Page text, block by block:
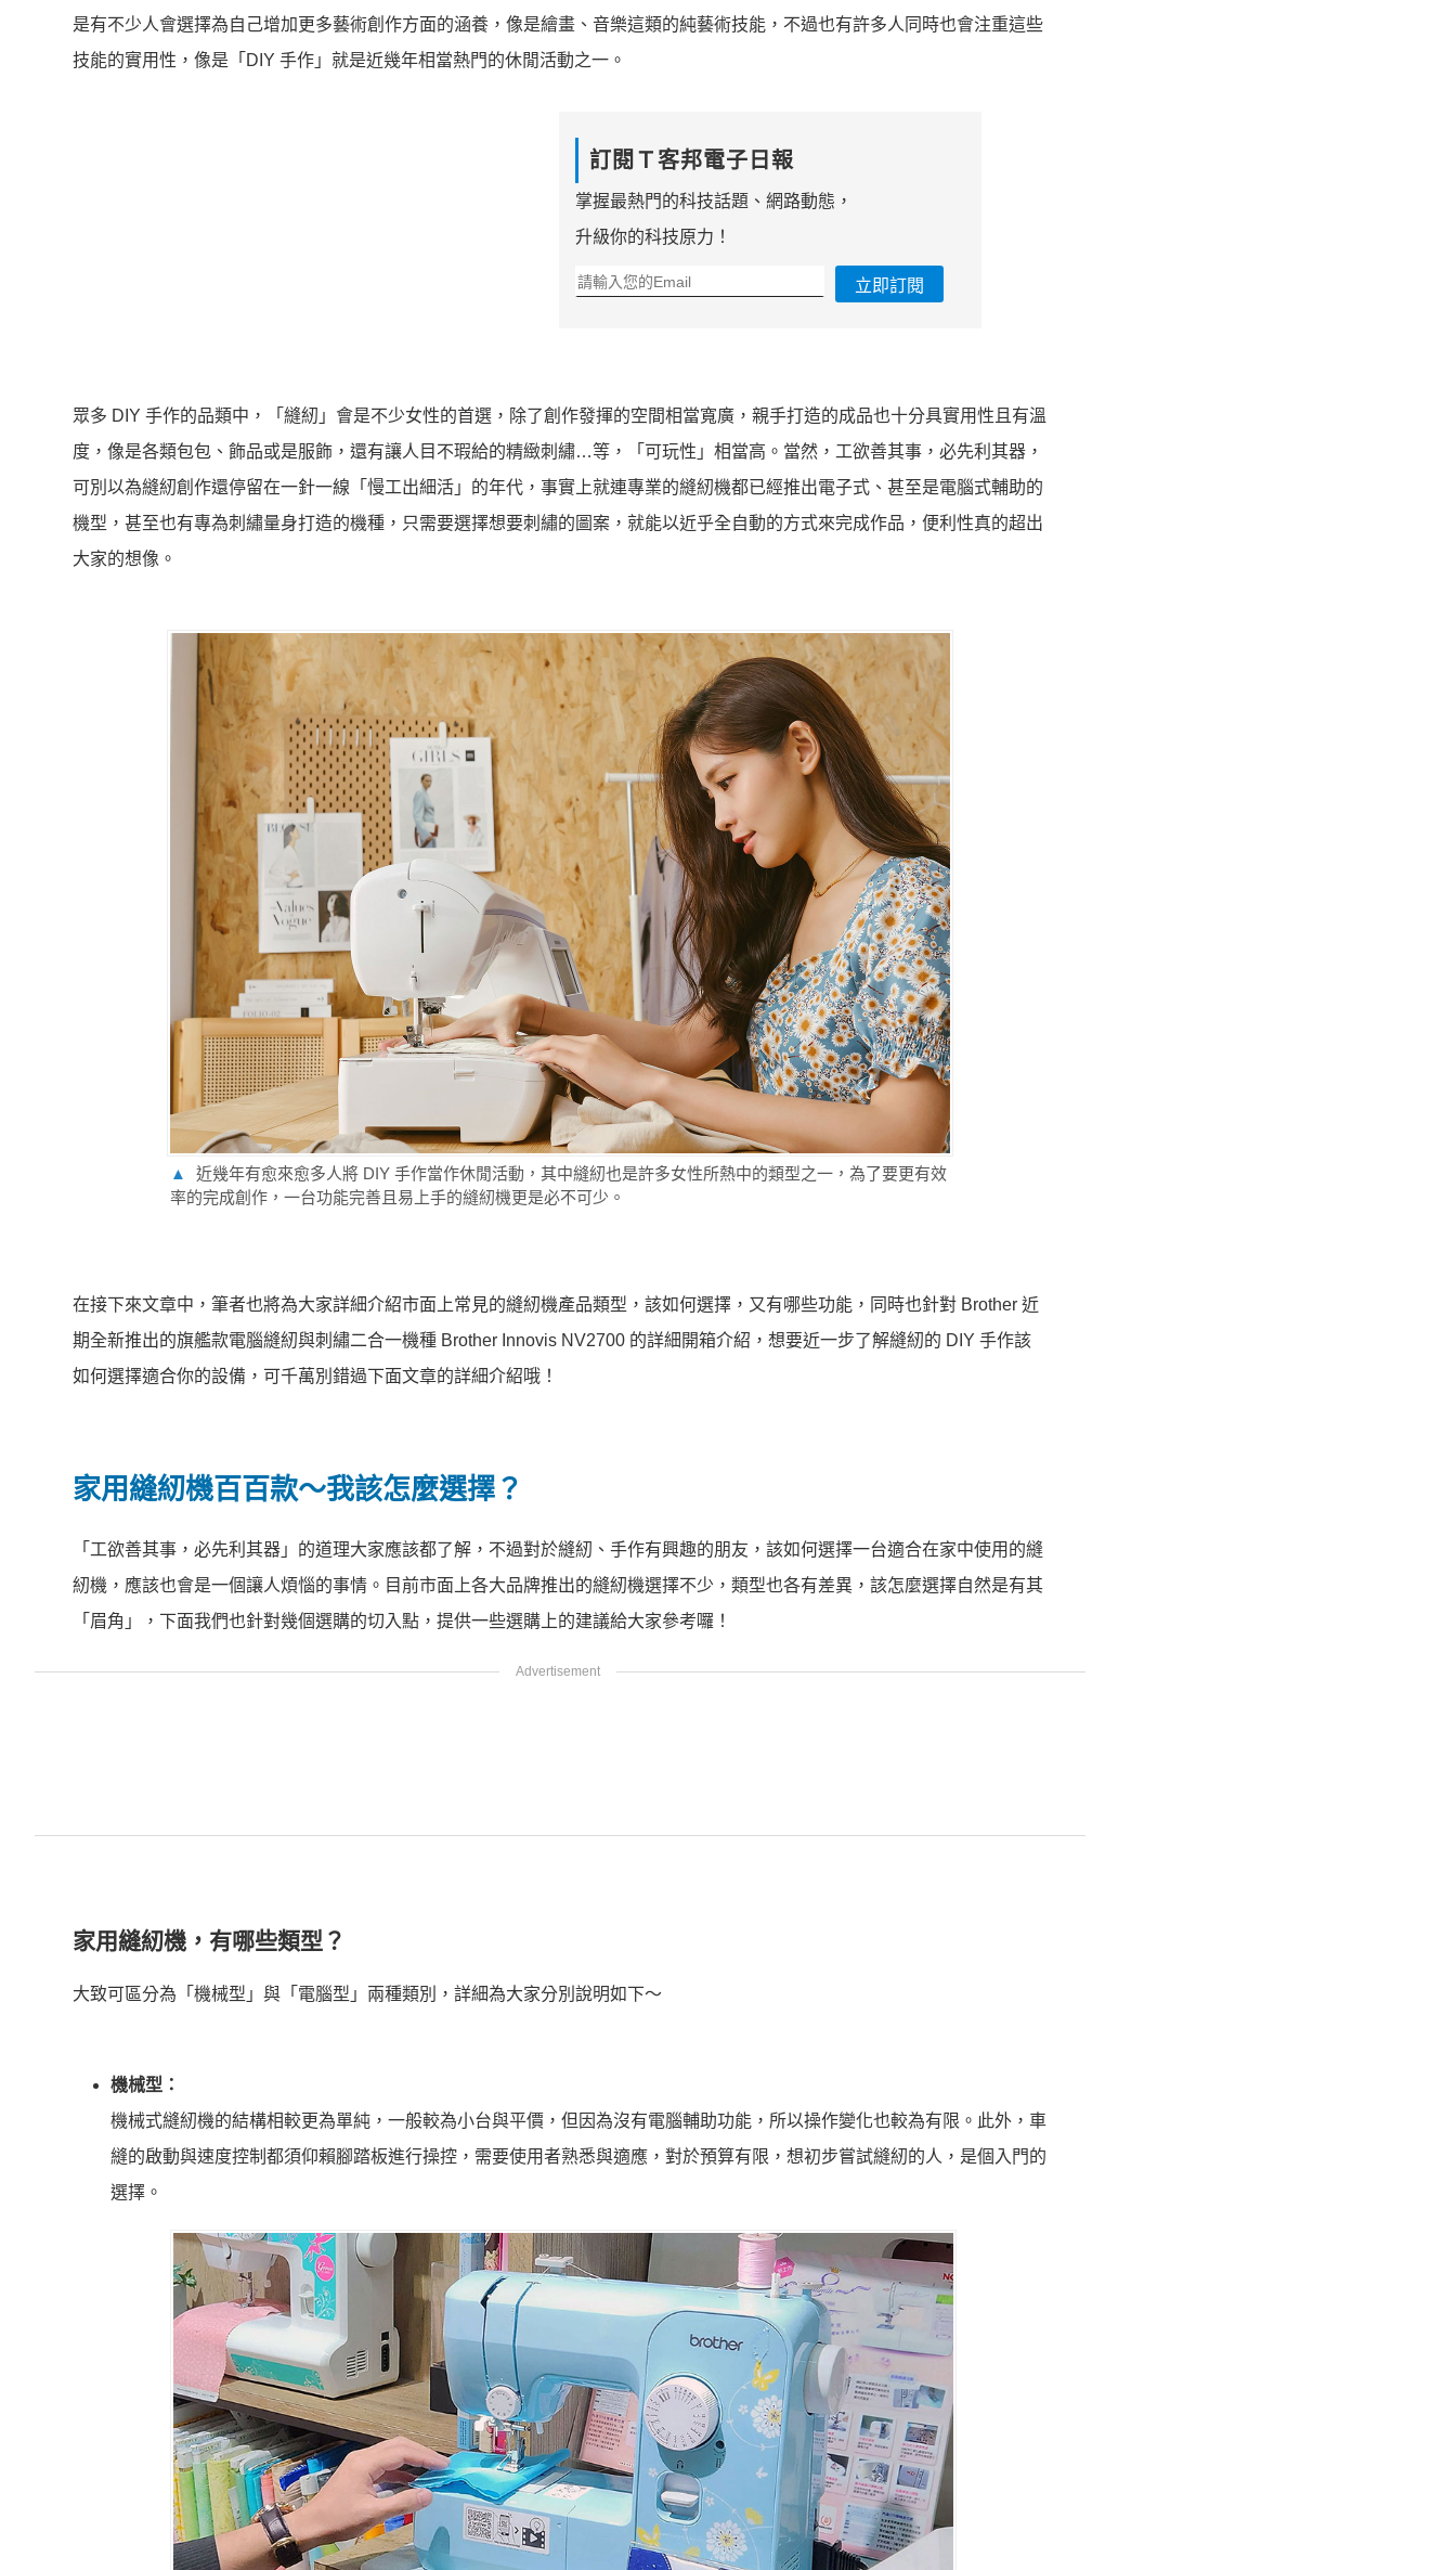
是有不少人會選擇為自己增加更多藝術創作方面的涵養，像是繪畫、音樂這類的純藝術技能，不過也有許多人同時也會注重這些
技能的實用性，像是「DIY 手作」就是近幾年相當熱門的休閒活動之一。
訂閱Ｔ客邦電子日報
掌握最熱門的科技話題、網路動態，
升級你的科技原力！
立即訂閱
眾多 DIY 手作的品類中，「縫紉」會是不少女性的首選，除了創作發揮的空間相當寬廣，親手打造的成品也十分具實用性且有溫
度，像是各類包包、飾品或是服飾，還有讓人目不瑕給的精緻刺繡…等，「可玩性」相當高。當然，工欲善其事，必先利其器，
可別以為縫紉創作還停留在一針一線「慢工出細活」的年代，事實上就連專業的縫紉機都已經推出電子式、甚至是電腦式輔助的
機型，甚至也有專為刺繡量身打造的機種，只需要選擇想要刺繡的圖案，就能以近乎全自動的方式來完成作品，便利性真的超出
大家的想像。
▲
近幾年有愈來愈多人將 DIY 手作當作休閒活動，其中縫紉也是許多女性所熱中的類型之一，為了要更有效
率的完成創作，一台功能完善且易上手的縫紉機更是必不可少。
在接下來文章中，筆者也將為大家詳細介紹市面上常見的縫紉機產品類型，該如何選擇，又有哪些功能，同時也針對 Brother 近
期全新推出的旗艦款電腦縫紉與刺繡二合一機種 Brother Innovis NV2700 的詳細開箱介紹，想要近一步了解縫紉的 DIY 手作該
如何選擇適合你的設備，可千萬別錯過下面文章的詳細介紹哦！
家用縫紉機百百款～我該怎麼選擇？
「工欲善其事，必先利其器」的道理大家應該都了解，不過對於縫紉、手作有興趣的朋友，該如何選擇一台適合在家中使用的縫
紉機，應該也會是一個讓人煩惱的事情。目前市面上各大品牌推出的縫紉機選擇不少，類型也各有差異，該怎麼選擇自然是有其
「眉角」，下面我們也針對幾個選購的切入點，提供一些選購上的建議給大家參考囉！
家用縫紉機，有哪些類型？
大致可區分為「機械型」與「電腦型」兩種類別，詳細為大家分別說明如下～
機械型：
機械式縫紉機的結構相較更為單純，一般較為小台與平價，但因為沒有電腦輔助功能，所以操作變化也較為有限。此外，車
縫的啟動與速度控制都須仰賴腳踏板進行操控， 需要使用者熟悉與適應，對於預算有限，想初步嘗試縫紉的人，是個入門的
選擇。